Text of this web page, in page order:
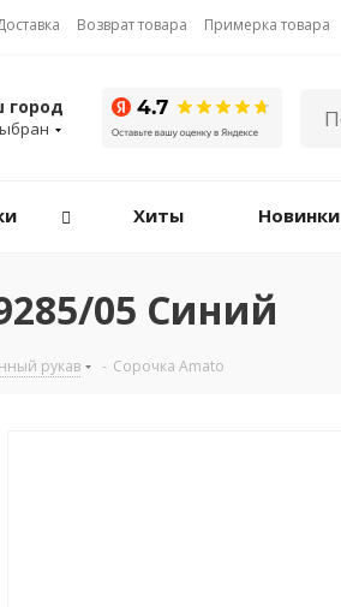
Возврат товара Примерка товара
город
Хиты Новинки
05 Синий
рукав - Сорочка Amato